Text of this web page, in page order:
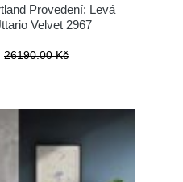
Provedení: Levá
Velvet 2967
26190.00 Kč